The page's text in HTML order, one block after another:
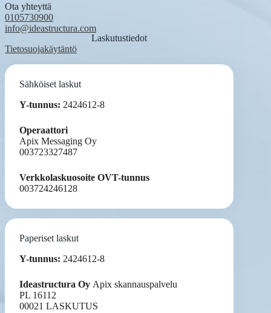
Ota yhteyttä
0105730900
info@ideastructura.com
Tietosuojakäytäntö
Laskutustiedot
Sähköiset laskut
Y-tunnus: 2424612-8
Operaattori
Apix Messaging Oy
003723327487
Verkkolaskuosoite OVT-tunnus
003724246128
Paperiset laskut
Y-tunnus: 2424612-8
Ideastructura Oy Apix skannauspalvelu
PL 16112
00021 LASKUTUS